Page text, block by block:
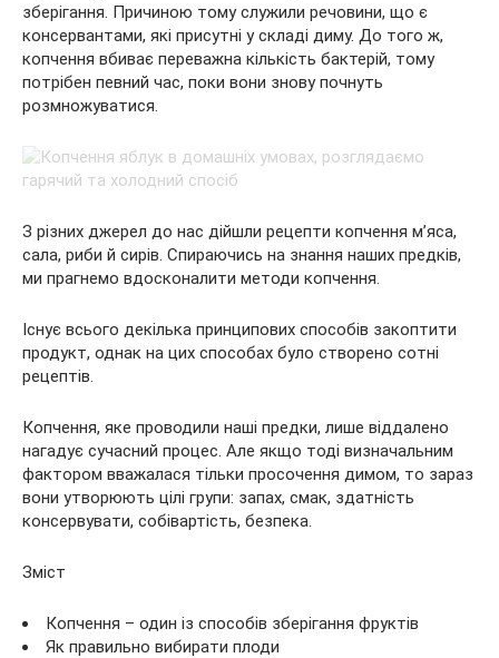
зберігання. Причиною тому служили речовини, що є
консервантами, які присутні у складі диму. До того ж,
копчення вбиває переважна кількість бактерій, тому
потрібен певний час, поки вони знову почнуть
розмножуватися.
З різних джерел до нас дійшли рецепти копчення м’яса,
сала, риби й сирів. Спираючись на знання наших предків,
ми прагнемо вдосконалити методи копчення.
Існує всього декілька принципових способів закоптити
продукт, однак на цих способах було створено сотні
рецептів.
Копчення, яке проводили наші предки, лише віддалено
нагадує сучасний процес. Але якщо тоді визначальним
фактором вважалася тільки просочення димом, то зараз
вони утворюють цілі групи: запах, смак, здатність
консервувати, собівартість, безпека.
Зміст
Копчення – один із способів зберігання фруктів
Як правильно вибирати плоди